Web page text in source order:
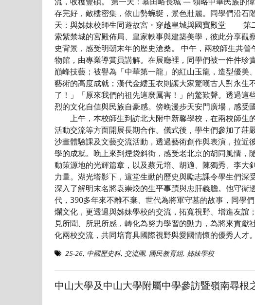
存完好，敵樓密集，依山勢蜿蜒，景色壯麗。同學們沿
天：與姊妹校師生同遊故宮・穿越皇城與國寶殿堂 第
索紫禁城的宮殿佈局、皇家軼事與建築美學，彼此分享
史背景，感受明朝末年的歷史滄桑。 中午，兩校師生共
物館，由專業導賞員講解。在展廳裡，同學們被一件件
巔峰技藝；被譽為「中華第一龍」的紅山玉龍，造型優
藝術的高度成就；漢代金縷玉衣則讓大家驚嘆古人對永
了！」「原來我們的祖先這麼厲害！」的驚歎聲。透過
烈的文化自信與民族自豪感。傍晚漫步天安門廣場，感
上午，本校師生到訪北大附中新馨學校，在兩校師生
活動交流等方面開展長期合作。儀式後，學生們參加了
沙畫體驗課及文藝交流活動，透過藝術創作與表演，拉
學的成就。晚上來到煙袋斜街，感受老北京的胡同風情
動策源地的光輝篇章，以及蔡元培、胡適、陳獨秀、李
力量。湖光塔影下，這堂生動的歷史與勵志課令學生們
深入了解明末名將袁崇煥的生平事蹟與忠肝義膽。他守
代，390多年來不離不棄、世代為將軍守墓的故事，同
爛文化，更透過與姊妹學校的交流，拓寬視野、增進友
見所聞、所思所感，轉化為努力學習的動力，為將來貢
化兩校交流，共同培育具國際視野與愛國情懷的優秀人才
25-26, 中國歷史科, 交流團, 國民教育組, 姊妹學校
中山大學及中山大學附屬中學參訪暨嶺南尋根